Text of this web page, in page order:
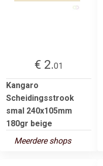
€ 2.01
Kangaro
Scheidingsstrook
smal 240x105mm
180gr beige
Meerdere shops